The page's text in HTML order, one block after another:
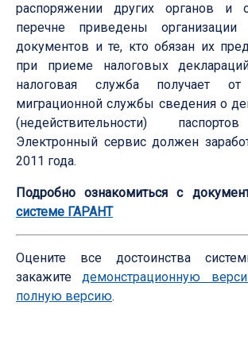
распоряжении других органов и
перечне приведены организации
документов и те, кто обязан их
при приеме налоговых
налоговая служба получает от
миграционной службы сведения о
(недействительности)
Электронный сервис должен
2011 года.
Подробно ознакомиться с
системе ГАРАНТ
Оцените все достоинства
закажите демонстрационную
полную версию.